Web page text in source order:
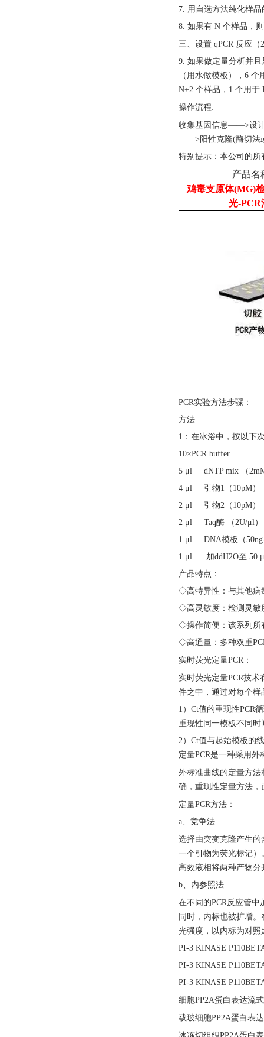
7. 用自选方法纯化样
8. 如果有 N 个样品，
三、设置 qPCR 反应
9. 如果做定量分析并
（用水做模板），6
N+2 个样品，1 个用于
操作流程:
收集基因信息——>设计
——>阳性克隆(酶切法
特别提示：本公司的
产品名
鸡毒支原体(MG)
光-PCR
PCR实验方法步骤：
方法
1：在冰浴中，按以下
10×PCR buffer
5 μl dNTP mix （
4 μl 引物1（10pM）
2 μl 引物2（10pM）
2 μl Taq酶 （2U/μl）
1 μl DNA模板（
1 μl 加ddH2O至 50
产品特点：
◇高特异性：与其他病
◇高灵敏度：检测灵敏
◇操作简便：该系列所
◇高通量：多种双重
实时荧光定量PCR：
实时荧光定量PCR技术
件之中，通过对每个样
1）Ct值的重现性PCR
重现性同一模板不同
2）Ct值与起始模板的
定量PCR是一种采用
外标准曲线的定量方
确，重现性定量方法
定量PCR方法：
a、竞争法
选择由突变克隆产生
一个引物为荧光标记
高效液相将两种产物
b、内参照法
在不同的PCR反应管
同时，内标也被扩增
光强度，以内标为对照
PI-3 KINASE
PI-3 KINASE
PI-3 KINASE
细胞PP2A蛋白表达流
载玻细胞PP2A蛋白表